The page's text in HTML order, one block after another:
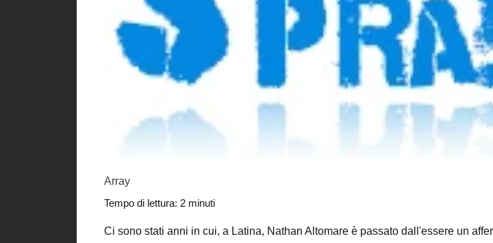
Array
Tempo di lettura: 2 minuti
Ci sono stati anni in cui, a Latina, Nathan Altomare è passato dall'essere un